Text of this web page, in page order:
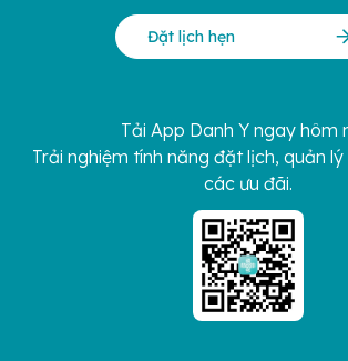
Đặt lịch hẹn
Tải App Danh Y ngay hôm
Trải nghiệm tính năng đặt lịch, quản
các ưu đãi.